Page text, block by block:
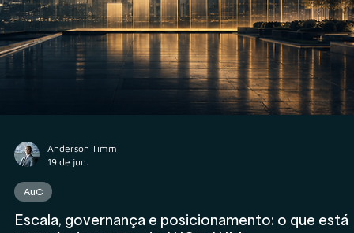
Anderson Timm
22 de jul.
Compliance Financeiro
Finfluencers: o novo campo de disputa entre
influência, recomendação e regulação